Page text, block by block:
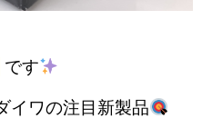
です
イワの注目新製品